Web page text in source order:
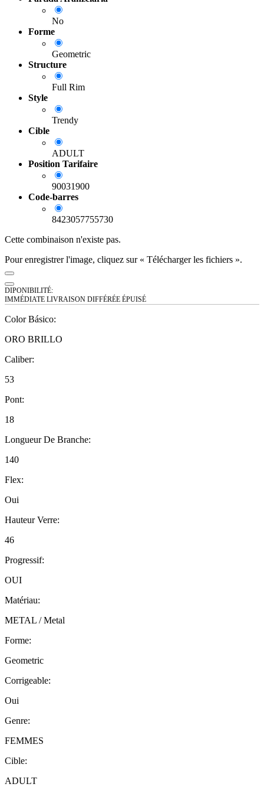
No
Forme
Geometric
Structure
Full Rim
Style
Trendy
Cible
ADULT
Position Tarifaire
90031900
Code-barres
8423057755730
Cette combinaison n'existe pas.
Pour enregistrer l'image, cliquez sur « Télécharger les fichiers ».
DIPONIBILITÉ:
IMMÉDIATE LIVRAISON DIFFÉRÉE ÉPUISÉ
Color Básico:
ORO BRILLO
Caliber:
53
Pont:
18
Longueur De Branche:
140
Flex:
Oui
Hauteur Verre:
46
Progressif:
OUI
Matériau:
METAL / Metal
Forme:
Geometric
Corrigeable:
Oui
Genre:
FEMMES
Cible:
ADULT